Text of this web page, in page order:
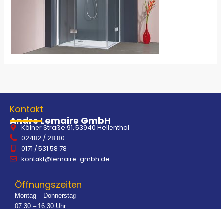
Kontakt
Andre Lemaire GmbH
Kölner Straße 91, 53940 Hellenthal
02482 / 28 80
0171 / 531 58 78
kontakt@lemaire-gmbh.de
Öffnungszeiten
Montag – Donnerstag
07.30 – 16.30 Uhr